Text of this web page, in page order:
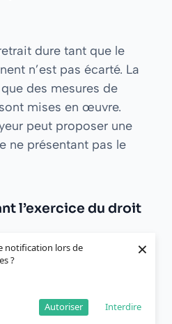
notification lors de
?
Interdire
Autoriser
×
dure tant que le
n’est pas écarté. La
des mesures de
mises en œuvre.
peut proposer une
ne présentant pas le
l’exercice du droit
: il n’y a pas de
retrait est jugé abusif,
la rémunération